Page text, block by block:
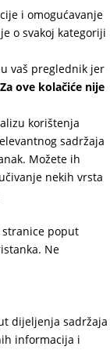
i omogućavanje
o svakoj kategoriji
vaš preglednik jer
Za ove kolačiće nije
korištenja
sadržaja
Možete ih
nekih vrsta
stranice poput
Ne
dijeljenja sadržaja
informacija i